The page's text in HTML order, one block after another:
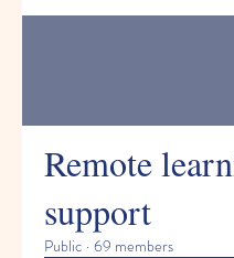
Remote
support
Public · 69 members